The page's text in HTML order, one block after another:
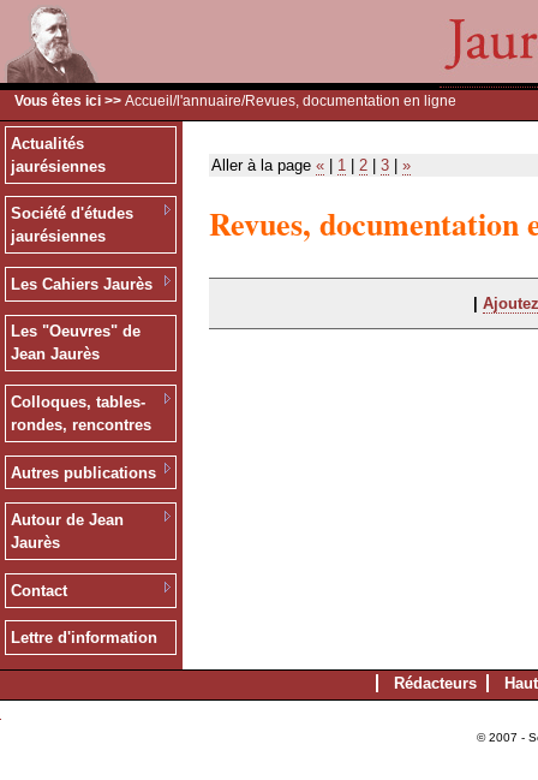
Vous êtes ici >> Accueil /l'annuaire/Revues, documentation en ligne
Actualités
jaurésiennes
Société d'études
jaurésiennes
Les Cahiers Jaurès
Les "Oeuvres" de
Jean Jaurès
Colloques, tables-
rondes, rencontres
Autres publications
Autour de Jean
Jaurès
Contact
Lettre d'information
Aller à la page « 1 2 3 »
Revues, documentation
|
Rédacteurs
© 2007 -